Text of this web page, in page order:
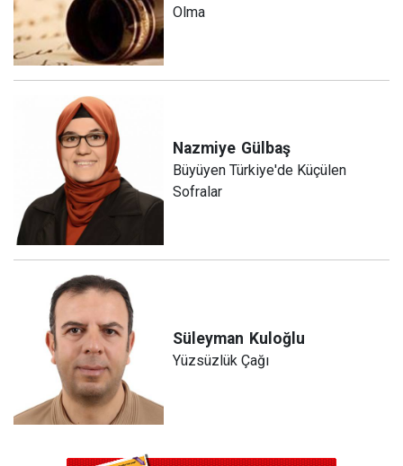
Olma
Nazmiye Gülbaş
Büyüyen Türkiye'de Küçülen
Sofralar
Süleyman Kuloğlu
Yüzsüzlük Çağı